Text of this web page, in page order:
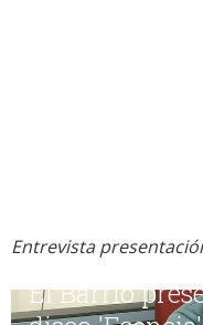
Entrevista